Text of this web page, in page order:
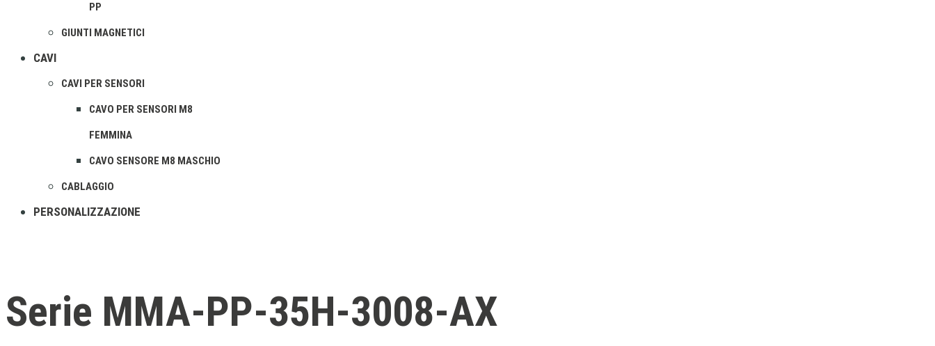
PP
GIUNTI MAGNETICI
CAVI
CAVI PER SENSORI
CAVO PER SENSORI M8
FEMMINA
CAVO SENSORE M8 MASCHIO
CABLAGGIO
PERSONALIZZAZIONE
Serie MMA-PP-35H-3008-AX